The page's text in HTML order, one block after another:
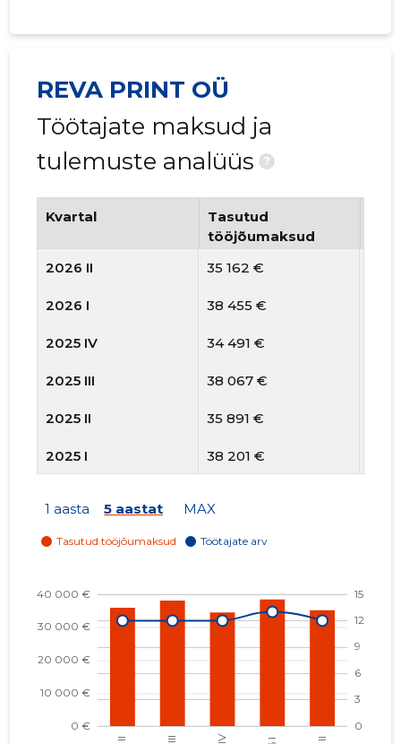
REVA PRINT OÜ
Töötajate maksud ja
tulemuste analüüs
?
Kvartal
Tasutud
tööjõumaksud
2026 II
35 162 €
2026 I 38 455 €
2025 IV 34 491 €
2025 III 38 067 €
2025 II 35 891 €
2025 I 38 201 €
20 242 €
2023 IV 32 516 €
2023 II
1 aasta 5 aastat MAX